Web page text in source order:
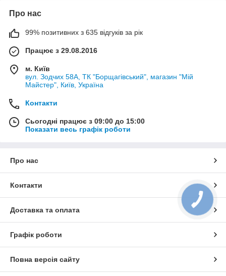
Про нас
99% позитивних з 635 відгуків за рік
Працює з 29.08.2016
м. Київ
вул. Зодчих 58А, ТК "Борщагівський", магазин "Мій
Майстер", Київ, Україна
Контакти
Сьогодні працює з 09:00 до 15:00
Показати весь графік роботи
Про нас
Контакти
Доставка та оплата
Графік роботи
Повна версія сайту
КНОПКА
ЗВ'ЯЗКУ